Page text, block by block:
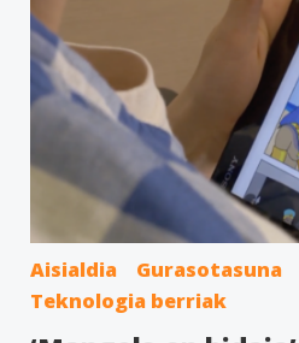
Aisialdia Gurasotasuna
Teknologia berriak